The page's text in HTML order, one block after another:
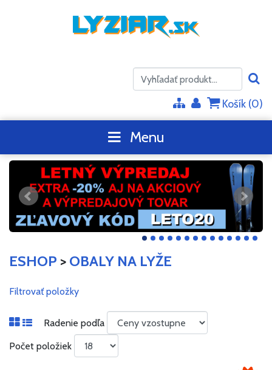
Košík (0)
Menu
ESHOP > OBALY NA LYŽE
Filtrovať položky
Radenie podľa
Počet položiek